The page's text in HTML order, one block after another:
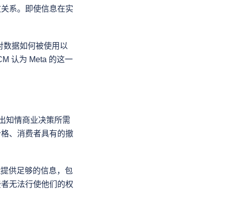
系。即使信息在实
数据如何被使用以
认为 Meta 的这一
知情商业决策所需
、消费者具有的撤
供足够的信息，包
无法行使他们的权